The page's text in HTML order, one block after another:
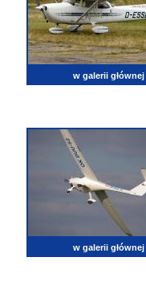
w galerii głównej
w galerii głównej